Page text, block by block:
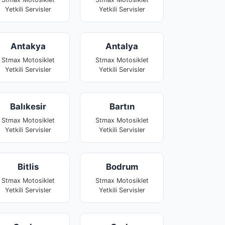
Yetkili Servisler
Yetkili Servisler
Antakya
Stmax Motosiklet
Yetkili Servisler
Antalya
Stmax Motosiklet
Yetkili Servisler
Balıkesir
Stmax Motosiklet
Yetkili Servisler
Bartın
Stmax Motosiklet
Yetkili Servisler
Bitlis
Stmax Motosiklet
Yetkili Servisler
Bodrum
Stmax Motosiklet
Yetkili Servisler